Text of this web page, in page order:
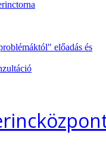
előadás és